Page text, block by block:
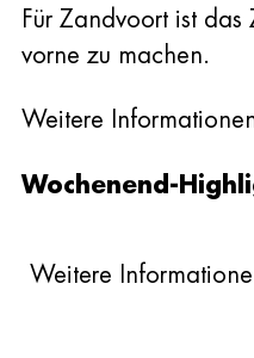
Für Zandvoort ist
vorne zu machen.
Weitere
Wochenend-
Weitere